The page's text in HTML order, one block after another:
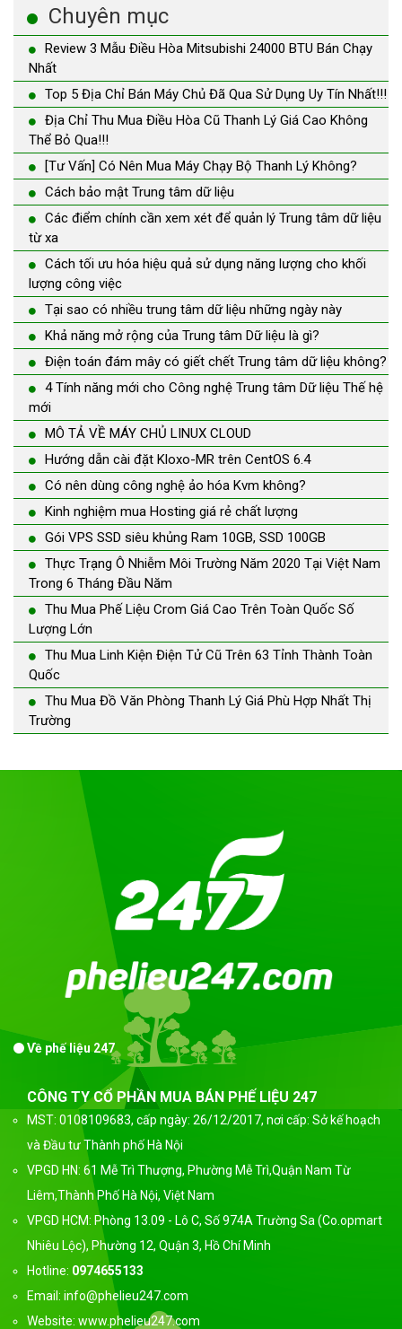
Chuyên mục
Review 3 Mẫu Điều Hòa Mitsubishi 24000 BTU Bán Chạy
Nhất
Top 5 Địa Chỉ Bán Máy Chủ Đã Qua Sử Dụng Uy Tín Nhất!!!
Địa Chỉ Thu Mua Điều Hòa Cũ Thanh Lý Giá Cao Không
Thể Bỏ Qua!!!
[Tư Vấn] Có Nên Mua Máy Chạy Bộ Thanh Lý Không?
Cách bảo mật Trung tâm dữ liệu
Các điểm chính cần xem xét để quản lý Trung tâm dữ liệu
từ xa
Cách tối ưu hóa hiệu quả sử dụng năng lượng cho khối
lượng công việc
Tại sao có nhiều trung tâm dữ liệu những ngày này
Khả năng mở rộng của Trung tâm Dữ liệu là gì?
Điện toán đám mây có giết chết Trung tâm dữ liệu không?
4 Tính năng mới cho Công nghệ Trung tâm Dữ liệu Thế hệ
mới
MÔ TẢ VỀ MÁY CHỦ LINUX CLOUD
Hướng dẫn cài đặt Kloxo-MR trên CentOS 6.4
Có nên dùng công nghệ ảo hóa Kvm không?
Kinh nghiệm mua Hosting giá rẻ chất lượng
Gói VPS SSD siêu khủng Ram 10GB, SSD 100GB
Thực Trạng Ô Nhiễm Môi Trường Năm 2020 Tại Việt Nam
Trong 6 Tháng Đầu Năm
Thu Mua Phế Liệu Crom Giá Cao Trên Toàn Quốc Số
Lượng Lớn
Thu Mua Linh Kiện Điện Tử Cũ Trên 63 Tỉnh Thành Toàn
Quốc
Thu Mua Đồ Văn Phòng Thanh Lý Giá Phù Hợp Nhất Thị
Trường
Về phế liệu 247
CÔNG TY CỔ PHẦN MUA BÁN PHẾ LIỆU 247
MST: 0108109683, cấp ngày: 26/12/2017, nơi cấp: Sở kế hoạch
và Đầu tư Thành phố Hà Nội
VPGD HN: 61 Mễ Trì Thượng, Phường Mễ Trì,Quận Nam Từ
Liêm,Thành Phố Hà Nội, Việt Nam
VPGD HCM: Phòng 13.09 - Lô C, Số 974A Trường Sa (Co.opmart
Nhiêu Lộc), Phường 12, Quận 3, Hồ Chí Minh
Hotline: 0974655133
Email: info@phelieu247.com
Website: www.phelieu247.com